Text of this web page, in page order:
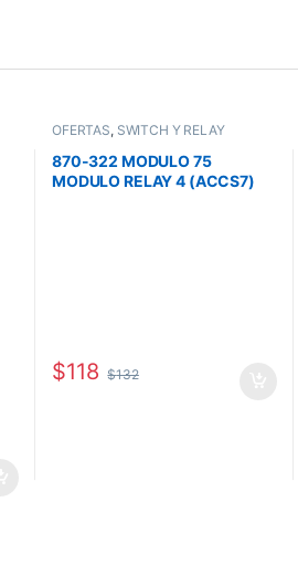
OFERTAS, SWITCH Y RELAY
870-322 MODULO 75
MODULO RELAY 4 (ACCS7)
$118 $132